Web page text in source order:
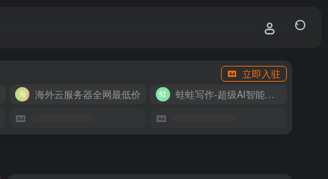
立即入驻
海外云服务器全网最低价 蛙蛙写作-超级AI智能写作助手